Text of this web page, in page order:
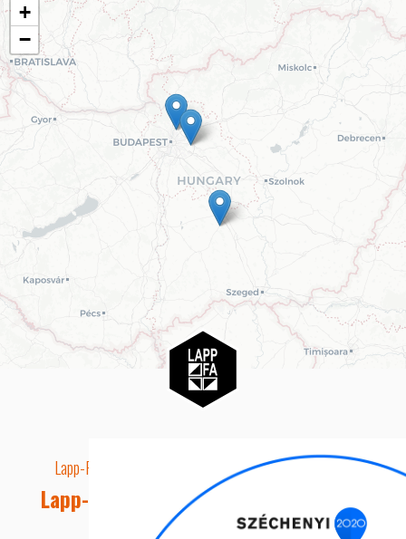
+
−
Lapp-Fa EUTR technikai azonosító száma: AA5849163
Lapp-fa Kft. Webshop Ügyfélszolgálat
Telefon: +36 20 8515050